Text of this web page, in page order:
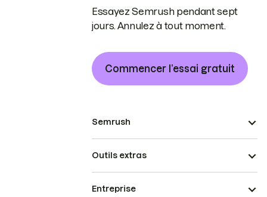
Essayez Semrush pendant sept
jours. Annulez à tout moment.
Commencer l’essai gratuit
Semrush
Outils extras
Entreprise